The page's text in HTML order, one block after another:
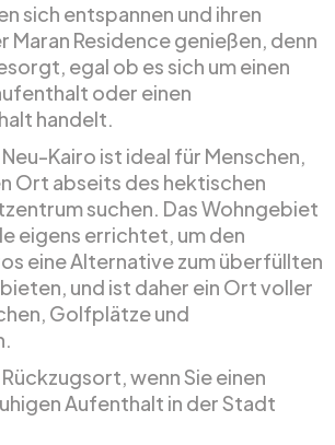
sich entspannen und ihren
Maran Residence genießen, denn
egal ob es sich um einen
oder einen
handelt.
Kairo ist ideal für Menschen,
Ort abseits des hektischen
suchen. Das Wohngebiet
eigens errichtet, um den
eine Alternative zum überfüllten
und ist daher ein Ort voller
Golfplätze und
wenn Sie einen
Aufenthalt in der Stadt